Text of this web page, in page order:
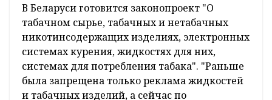
В Беларуси готовится законопроект "О
табачном сырье, табачных и нетабачных
никотинсодержащих изделиях, электронных
системах курения, жидкостях для них,
системах для потребления табака". "Раньше
была запрещена только реклама жидкостей
и табачных изделий, а сейчас по